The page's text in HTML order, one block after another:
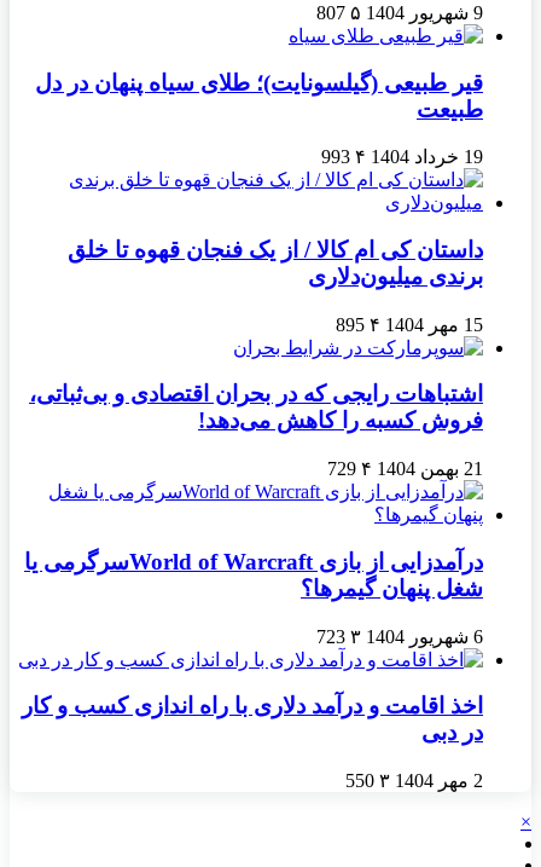
9 شهریور 1404 ۵ 807
قیر طبیعی (گیلسونایت)؛ طلای سیاه پنهان در دل
طبیعت
19 خرداد 1404 ۴ 993
داستان کی ام کالا / از یک فنجان قهوه تا خلق
برندی میلیون‌دلاری
15 مهر 1404 ۴ 895
اشتباهات رایجی که در بحران اقتصادی و بی‌ثباتی،
فروش کسبه را کاهش می‌دهد!
21 بهمن 1404 ۴ 729
درآمدزایی از بازی World of Warcraftسرگرمی یا
شغل پنهان گیمرها؟
6 شهریور 1404 ۳ 723
اخذ اقامت و درآمد دلاری با راه اندازی کسب و کار
در دبی
2 مهر 1404 ۳ 550
×